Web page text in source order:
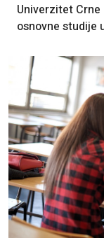
Univerzitet Crne
osnovne studije